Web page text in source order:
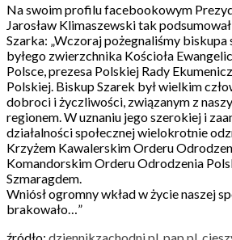
Na swoim profilu facebookowym
Jarosław Klimaszewski tak
Szarka: „Wczoraj pożegnaliśmy biskupa
byłego zwierzchnika Kościoła
Polsce, prezesa Polskiej Rady
Polskiej. Biskup Szarek był wielkim
dobroci i życzliwości, związanym z
regionem. W uznaniu jego szerokiej i
działalności społecznej wielokrotnie
Krzyżem Kawalerskim Orderu
Komandorskim Orderu Odrodzenia
Szmaragdem.
Wniósł ogromny wkład w życie naszej
brakowało…”